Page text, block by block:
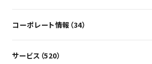
コーポレート情報（34）
サービス（520）